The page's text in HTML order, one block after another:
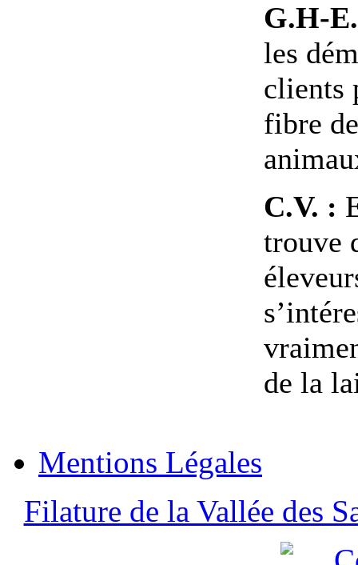
G.H-
les
clients
fibre
C.V. :
trouve
de la
Mentions Légales
Filature de la Vallée des